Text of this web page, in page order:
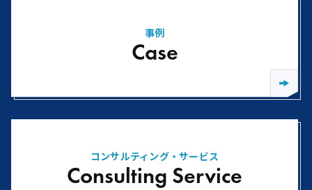
事例
Case
コンサルティング・サービス
Consulting Service